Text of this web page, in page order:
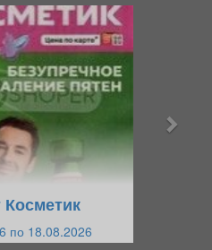
Косметик
по 18.08.2026